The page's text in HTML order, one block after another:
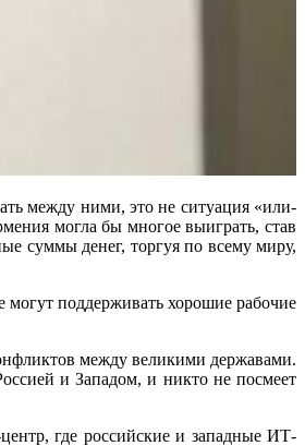
между ними, это не ситуация «или-
могла бы многое выиграть, став
суммы денег, торгуя по всему миру,
могут поддерживать хорошие рабочие
между великими державами.
и Западом, и никто не посмеет
где российские и западные ИТ-